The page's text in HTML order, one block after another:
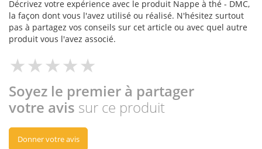
Décrivez votre expérience avec le produit Nappe à thé - DMC,
la façon dont vous l'avez utilisé ou réalisé. N'hésitez surtout
pas à partagez vos conseils sur cet article ou avec quel autre
produit vous l'avez associé.
Soyez le premier à partager
votre avis sur ce produit
Donner votre avis